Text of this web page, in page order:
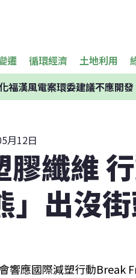
遷 循環經濟 土地利用
福漢風電案環委建議不應開發
月12日
纖維
」出沒
響應國際減塑行動Break